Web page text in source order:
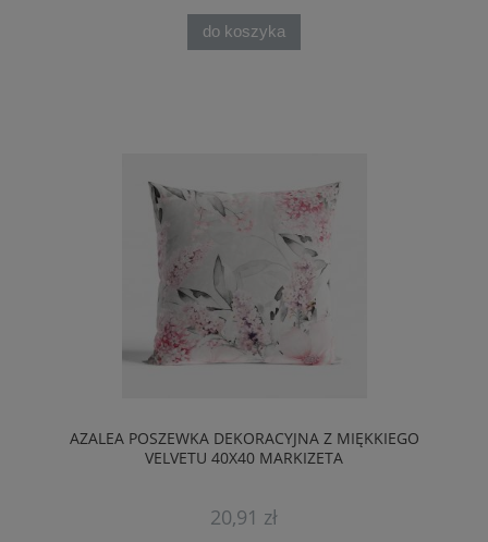
do koszyka
AZALEA POSZEWKA DEKORACYJNA Z MIĘKKIEGO
VELVETU 40X40 MARKIZETA
20,91 zł